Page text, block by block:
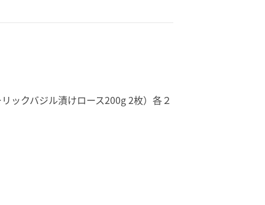
ックバジル漬けロース200g 2枚）各２